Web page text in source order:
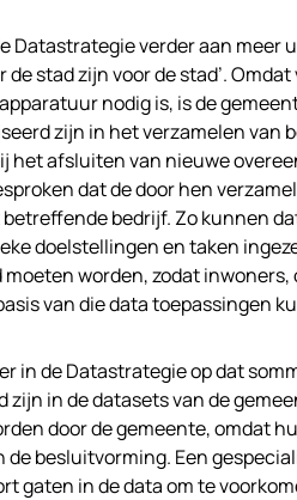
Datastrategie verder aan meer
stad zijn voor de stad’.
nodig is, is de
zijn in het verzamelen van
het afsluiten van nieuwe
dat de door hen
bedrijf. Zo kunnen
doelstellingen en taken
worden, zodat
van die data toepassingen
in de Datastrategie op dat
in de datasets van de
door de gemeente, omdat
de besluitvorming. Een
gaten in de data om te